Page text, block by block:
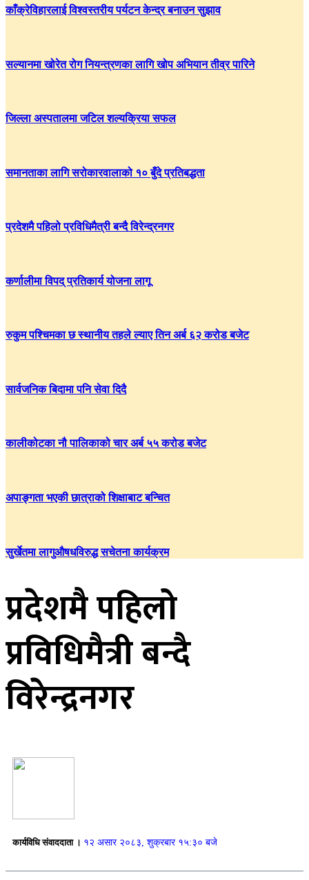
काँक्रेविहारलाई विश्वस्तरीय पर्यटन केन्द्र बनाउन सुझाव
सल्यानमा खोरेत रोग नियन्त्रणका लागि खोप अभियान तीव्र पारिने
जिल्ला अस्पतालमा जटिल शल्यक्रिया सफल
समानताका लागि सरोकारवालाको १० बुँदे प्रतिबद्धता
प्रदेशमै पहिलो प्रविधिमैत्री बन्दै विरेन्द्रनगर
कर्णालीमा विपद् प्रतिकार्य योजना लागू
रुकुम पश्चिमका छ स्थानीय तहले ल्याए तिन अर्ब ६२ करोड बजेट
सार्वजनिक बिदामा पनि सेवा दिदै
कालीकोटका नौ पालिकाको चार अर्ब ५५ करोड बजेट
अपाङ्गता भएकी छात्राको शिक्षाबाट बन्चित
सुर्खेतमा लागुऔषधविरुद्ध सचेतना कार्यक्रम
प्रदेशमै पहिलो
प्रविधिमैत्री बन्दै
विरेन्द्रनगर
कार्यविधि संवाददाता । १२ असार २०८३, शुक्रबार १५:३० बजे